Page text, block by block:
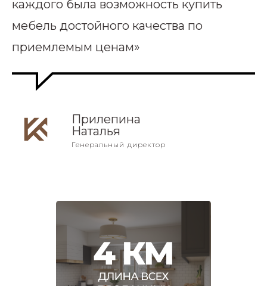
каждого была возможность купить
мебель достойного качества по
приемлемым ценам»
Прилепина
Наталья
Генеральный директор